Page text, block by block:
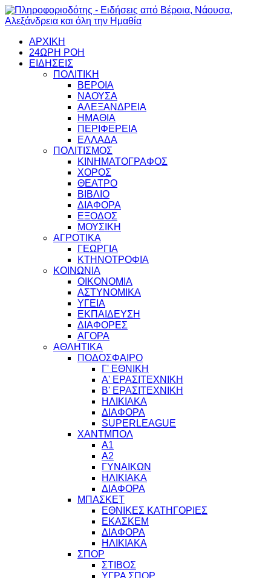
ΑΡΧΙΚΗ
24ΩΡΗ ΡΟΗ
ΕΙΔΗΣΕΙΣ
ΠΟΛΙΤΙΚΗ
ΒΕΡΟΙΑ
ΝΑΟΥΣΑ
ΑΛΕΞΑΝΔΡΕΙΑ
ΗΜΑΘΙΑ
ΠΕΡΙΦΕΡΕΙΑ
ΕΛΛΑΔΑ
ΠΟΛΙΤΙΣΜΟΣ
ΚΙΝΗΜΑΤΟΓΡΑΦΟΣ
ΧΟΡΟΣ
ΘΕΑΤΡΟ
ΒΙΒΛΙΟ
ΔΙΑΦΟΡΑ
ΕΞΟΔΟΣ
ΜΟΥΣΙΚΗ
ΑΓΡΟΤΙΚΑ
ΓΕΩΡΓΙΑ
ΚΤΗΝΟΤΡΟΦΙΑ
ΚΟΙΝΩΝΙΑ
ΟΙΚΟΝΟΜΙΑ
ΑΣΤΥΝΟΜΙΚΑ
ΥΓΕΙΑ
ΕΚΠΑΙΔΕΥΣΗ
ΔΙΑΦΟΡΕΣ
ΑΓΟΡΑ
ΑΘΛΗΤΙΚΑ
ΠΟΔΟΣΦΑΙΡΟ
Γ' ΕΘΝΙΚΗ
Α' ΕΡΑΣΙΤΕΧΝΙΚΗ
Β' ΕΡΑΣΙΤΕΧΝΙΚΗ
ΗΛΙΚΙΑΚΑ
ΔΙΑΦΟΡΑ
SUPERLEAGUE
ΧΑΝΤΜΠΟΛ
Α1
Α2
ΓΥΝΑΙΚΩΝ
ΗΛΙΚΙΑΚΑ
ΔΙΑΦΟΡΑ
ΜΠΑΣΚΕΤ
ΕΘΝΙΚΕΣ ΚΑΤΗΓΟΡΙΕΣ
ΕΚΑΣΚΕΜ
ΔΙΑΦΟΡΑ
ΗΛΙΚΙΑΚΑ
ΣΠΟΡ
ΣΤΙΒΟΣ
ΥΓΡΑ ΣΠΟΡ